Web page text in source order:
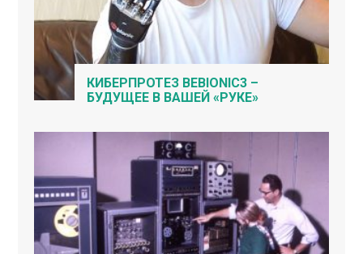
КИБЕРПРОТЕЗ BEBIONIC3 –
БУДУЩЕЕ В ВАШЕЙ «РУКЕ»